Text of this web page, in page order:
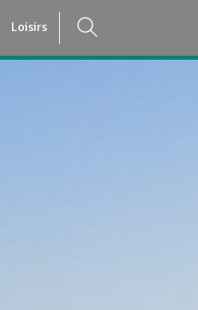
Loisirs